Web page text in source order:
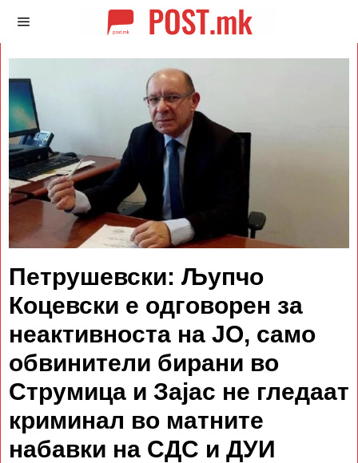
Петрушевски: Љупчо
Коцевски е одговорен за
неактивноста на ЈО, само
обвинители бирани во
Струмица и Зајас не гледаат
криминал во матните
набавки на СДС и ДУИ